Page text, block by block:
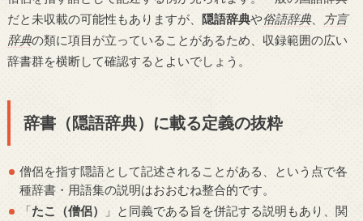
だと未収載の可能性もありますが、 隠語辞典や俗語辞典、
方言
辞典の類に項目が立っていることがあるため、収録範囲の広い
辞書群を横断して確認するとよいでしょう。
辞書（隠語辞典）に載る定義の抜粋
僧侶を指す隠語として記述されることがある、という点で各
種辞書・用語集の説明はおおむね整合的です。
「たこ（僧侶）
」と同義である旨を併記する説明もあり、関